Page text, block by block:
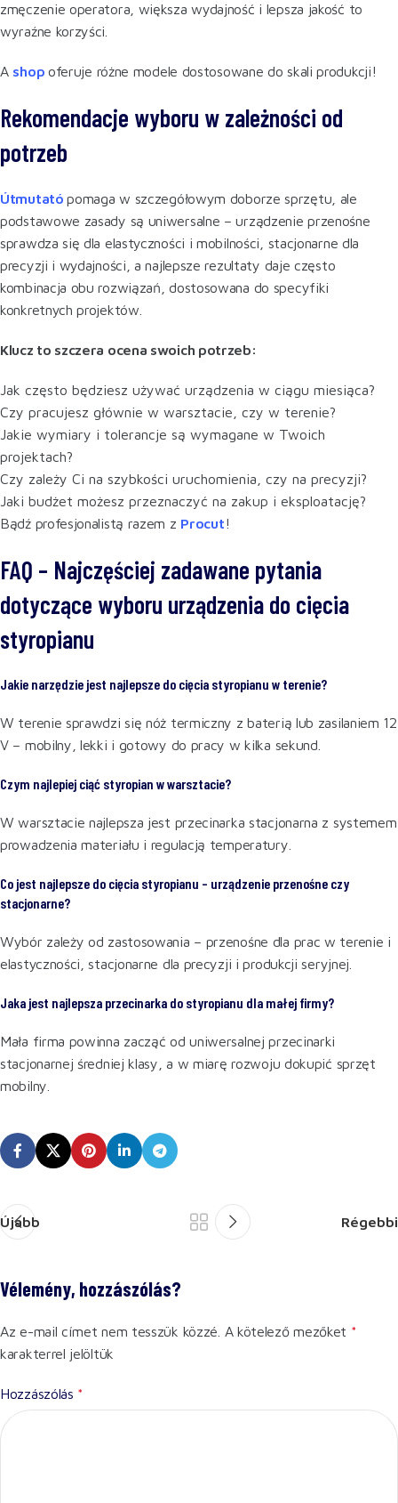
zmęczenie operatora, większa wydajność i lepsza jakość to
wyraźne korzyści.
A shop oferuje różne modele dostosowane do skali produkcji!
Rekomendacje wyboru w zależności od
potrzeb
Útmutató pomaga w szczegółowym doborze sprzętu, ale
podstawowe zasady są uniwersalne – urządzenie przenośne
sprawdza się dla elastyczności i mobilności, stacjonarne dla
precyzji i wydajności, a najlepsze rezultaty daje często
kombinacja obu rozwiązań, dostosowana do specyfiki
konkretnych projektów.
Klucz to szczera ocena swoich potrzeb:
Jak często będziesz używać urządzenia w ciągu miesiąca?
Czy pracujesz głównie w warsztacie, czy w terenie?
Jakie wymiary i tolerancje są wymagane w Twoich
projektach?
Czy zależy Ci na szybkości uruchomienia, czy na precyzji?
Jaki budżet możesz przeznaczyć na zakup i eksploatację?
Bądź profesjonalistą razem z Procut!
FAQ – Najczęściej zadawane pytania
dotyczące wyboru urządzenia do cięcia
styropianu
Jakie narzędzie jest najlepsze do cięcia styropianu w terenie?
W terenie sprawdzi się nóż termiczny z baterią lub zasilaniem 12
V – mobilny, lekki i gotowy do pracy w kilka sekund.
Czym najlepiej ciąć styropian w warsztacie?
W warsztacie najlepsza jest przecinarka stacjonarna z systemem
prowadzenia materiału i regulacją temperatury.
Co jest najlepsze do cięcia styropianu – urządzenie przenośne czy
stacjonarne?
Wybór zależy od zastosowania – przenośne dla prac w terenie i
elastyczności, stacjonarne dla precyzji i produkcji seryjnej.
Jaka jest najlepsza przecinarka do styropianu dla małej firmy?
Mała firma powinna zacząć od uniwersalnej przecinarki
stacjonarnej średniej klasy, a w miarę rozwoju dokupić sprzęt
mobilny.
Újabb Régebbi
Vélemény, hozzászólás?
Az e-mail címet nem tesszük közzé. A kötelező mezőket *
karakterrel jelöltük
Hozzászólás *